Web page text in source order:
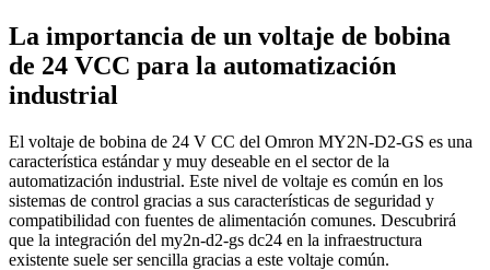
La importancia de un voltaje de bobina
de 24 VCC para la automatización
industrial
El voltaje de bobina de 24 V CC del Omron MY2N-D2-GS es una
característica estándar y muy deseable en el sector de la
automatización industrial. Este nivel de voltaje es común en los
sistemas de control gracias a sus características de seguridad y
compatibilidad con fuentes de alimentación comunes. Descubrirá
que la integración del my2n-d2-gs dc24 en la infraestructura
existente suele ser sencilla gracias a este voltaje común.